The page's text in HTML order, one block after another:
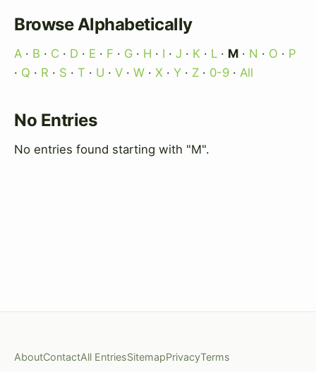
Browse Alphabetically
A · B · C · D · E · F · G · H · I · J · K · L · M · N · O · P
· Q · R · S · T · U · V · W · X · Y · Z · 0-9 · All
No Entries
No entries found starting with "M".
AboutContactAll EntriesSitemapPrivacyTerms